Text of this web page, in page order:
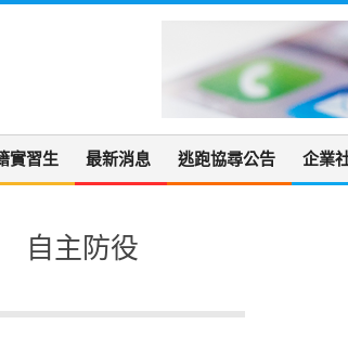
實習生 最新消息 逃跑協尋公告 企業
自主防役